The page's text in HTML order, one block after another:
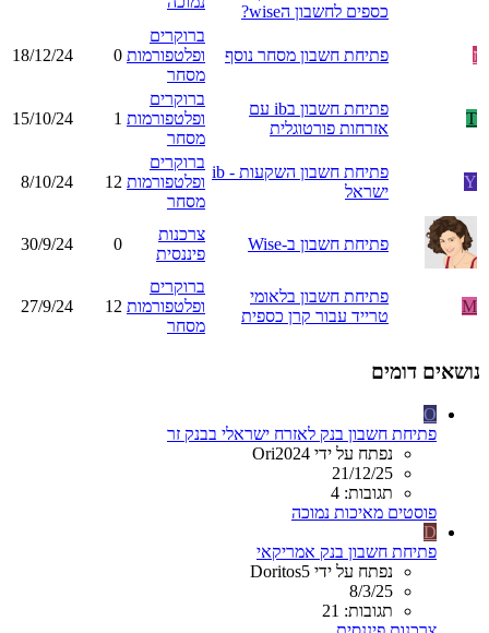
כספים לחשבון הwise?
ז פתיחת חשבון מסחר נוסף
ברוקרים
ופלטפורמות
מסחר
0
18/12/24
T
פתיחת חשבון בib עם
אזרחות פורטוגלית
ברוקרים
ופלטפורמות
מסחר
1
15/10/24
Y
פתיחת חשבון השקעות - ib
ישראל
ברוקרים
ופלטפורמות
מסחר
12
8/10/24
פתיחת חשבון ב-Wise
צרכנות
פיננסית
0
30/9/24
M
פתיחת חשבון בלאומי
טרייד עבור קרן כספית
ברוקרים
ופלטפורמות
מסחר
12
27/9/24
נושאים דומים
O
פתיחת חשבון בנק לאזרח ישראלי בבנק זר
נפתח על ידי Ori2024
21/12/25
תגובות: 4
פוסטים מאיכות נמוכה
D
פתיחת חשבון בנק אמריקאי
נפתח על ידי Doritos5
8/3/25
תגובות: 21